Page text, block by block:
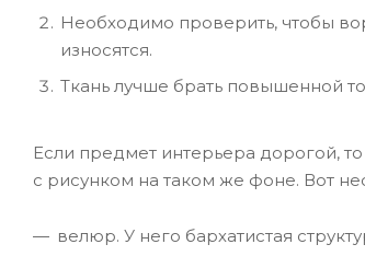
Необходимо проверить, чтобы
износятся.
Ткань лучше брать повышенной
Если предмет интерьера дорогой,
с рисунком на таком же фоне. Вот
велюр. У него бархатистая